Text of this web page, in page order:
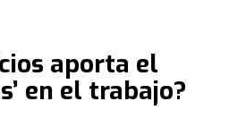
aporta el
en el trabajo?